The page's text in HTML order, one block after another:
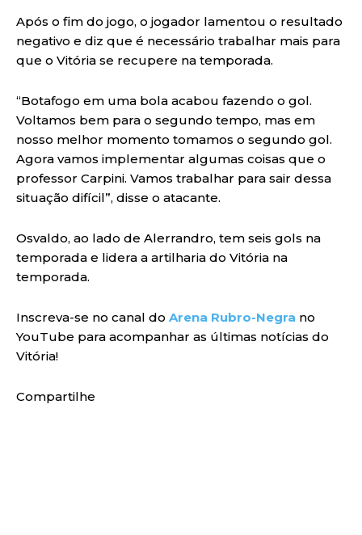
Após o fim do jogo, o jogador lamentou o resultado
negativo e diz que é necessário trabalhar mais para
que o Vitória se recupere na temporada.
“Botafogo em uma bola acabou fazendo o gol.
Voltamos bem para o segundo tempo, mas em
nosso melhor momento tomamos o segundo gol.
Agora vamos implementar algumas coisas que o
professor Carpini. Vamos trabalhar para sair dessa
situação difícil”, disse o atacante.
Osvaldo, ao lado de Alerrandro, tem seis gols na
temporada e lidera a artilharia do Vitória na
temporada.
Inscreva-se no canal do Arena Rubro-Negra no
YouTube para acompanhar as últimas notícias do
Vitória!
Compartilhe